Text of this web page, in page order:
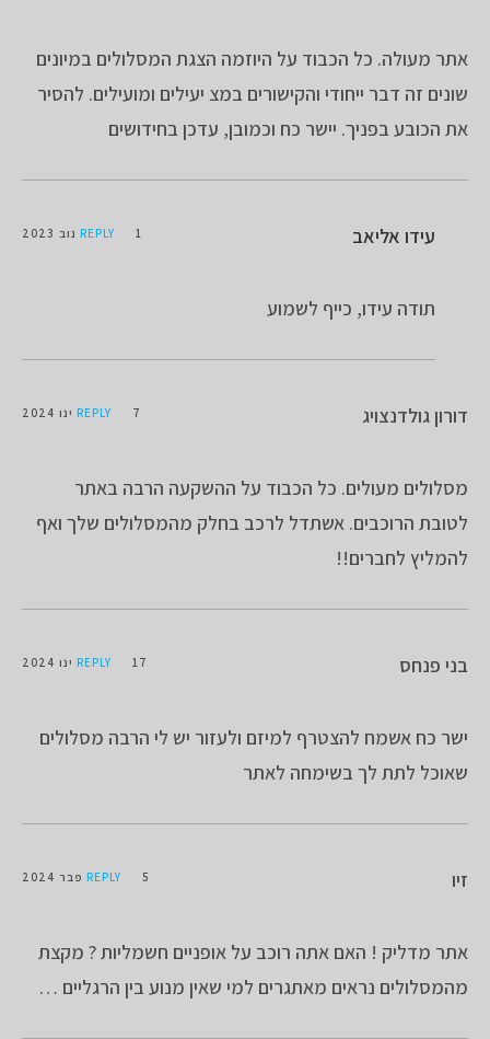
אתר מעולה. כל הכבוד על היוזמה הצגת המסלולים במיונים
שונים זה דבר ייחודי והקישורים במצ יעילים ומועילים. להסיר
את הכובע בפניך. יישר כח וכמובן, עדכן בחידושים
עידו אליאב REPLY 1 נוב 2023
תודה עידו, כייף לשמוע
דורון גולדנצויג REPLY 7 ינו 2024
מסלולים מעולים. כל הכבוד על ההשקעה הרבה באתר
לטובת הרוכבים. אשתדל לרכב בחלק מהמסלולים שלך ואף
להמליץ לחברים!!
בני פנחס REPLY 17 ינו 2024
ישר כח אשמח להצטרף למיזם ולעזור יש לי הרבה מסלולים
שאוכל לתת לך בשימחה לאתר
זיו REPLY 5 פבר 2024
אתר מדליק ! האם אתה רוכב על אופניים חשמליות ? מקצת
מהמסלולים נראים מאתגרים למי שאין מנוע בין הרגליים …